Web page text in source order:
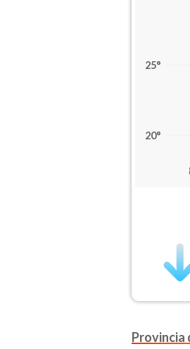
25°
20°
Provincia